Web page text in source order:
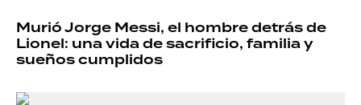
Murió Jorge Messi, el hombre detrás de
Lionel: una vida de sacrificio, familia y
sueños cumplidos